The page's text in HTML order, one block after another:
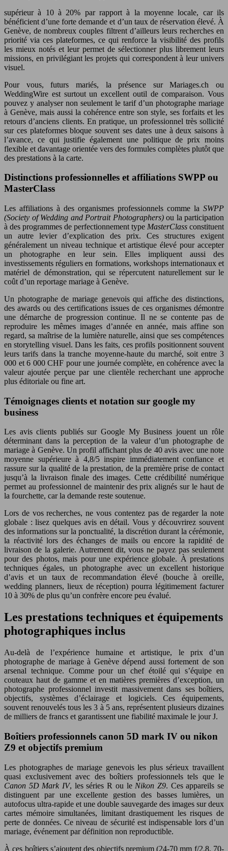
supérieur à 10 à 20% par rapport à la moyenne locale, car ils
bénéficient d’une forte demande et d’un taux de réservation élevé. À
Genève, de nombreux couples filtrent d’ailleurs leurs recherches en
priorité via ces plateformes, ce qui renforce la visibilité des profils
les mieux notés et leur permet de sélectionner plus librement leurs
missions, en privilégiant les projets qui correspondent à leur univers
visuel.
Pour vous, futurs mariés, la présence sur Mariages.ch ou
WeddingWire est surtout un excellent outil de comparaison. Vous
pouvez y analyser non seulement le tarif d’un photographe mariage
à Genève, mais aussi la cohérence entre son style, ses forfaits et les
retours d’anciens clients. En pratique, un professionnel très sollicité
sur ces plateformes bloque souvent ses dates une à deux saisons à
l’avance, ce qui justifie également une politique de prix moins
flexible et davantage orientée vers des formules complètes plutôt que
des prestations à la carte.
Distinctions professionnelles et affiliations SWPP ou
MasterClass
Les affiliations à des organismes professionnels comme la SWPP
(Society of Wedding and Portrait Photographers)ou la participation
à des programmes de perfectionnement type MasterClass constituent
un autre levier d’explication des prix. Ces structures exigent
généralement un niveau technique et artistique élevé pour accepter
un photographe en leur sein. Elles impliquent aussi des
investissements réguliers en formations, workshops internationaux et
matériel de démonstration, qui se répercutent naturellement sur le
coût d’un reportage mariage à Genève.
Un photographe de mariage genevois qui affiche des distinctions,
des awards ou des certifications issues de ces organismes démontre
une démarche de progression continue. Il ne se contente pas de
reproduire les mêmes images d’année en année, mais affine son
regard, sa maîtrise de la lumière naturelle, ainsi que ses compétences
en storytelling visuel. Dans les faits, ces profils positionnent souvent
leurs tarifs dans la tranche moyenne-haute du marché, soit entre 3
000 et 6 000 CHF pour une journée complète, en cohérence avec la
valeur ajoutée perçue par une clientèle recherchant une approche
plus éditoriale ou fine art.
Témoignages clients et notation sur google my
business
Les avis clients publiés sur Google My Business jouent un rôle
déterminant dans la perception de la valeur d’un photographe de
mariage à Genève. Un profil affichant plus de 40 avis avec une note
moyenne supérieure à 4,8/5 inspire immédiatement confiance et
rassure sur la qualité de la prestation, de la première prise de contact
jusqu’à la livraison finale des images. Cette crédibilité numérique
permet au professionnel de maintenir des prix alignés sur le haut de
la fourchette, car la demande reste soutenue.
Lors de vos recherches, ne vous contentez pas de regarder la note
globale : lisez quelques avis en détail. Vous y découvrirez souvent
des informations sur la ponctualité, la discrétion durant la cérémonie,
la réactivité lors des échanges de mails ou encore la rapidité de
livraison de la galerie. Autrement dit, vous ne payez pas seulement
pour des photos, mais pour une expérience globale. À prestations
techniques égales, un photographe avec un excellent historique
d’avis et un taux de recommandation élevé (bouche à oreille,
wedding planners, lieux de réception) pourra légitimement facturer
10 à 30% de plus qu’un confrère encore peu évalué.
Les prestations techniques et équipements
photographiques inclus
Au-delà de l’expérience humaine et artistique, le prix d’un
photographe de mariage à Genève dépend aussi fortement de son
arsenal technique. Comme pour un chef étoilé qui s’équipe en
couteaux haut de gamme et en matières premières d’exception, un
photographe professionnel investit massivement dans ses boîtiers,
objectifs, systèmes d’éclairage et logiciels. Ces équipements,
souvent renouvelés tous les 3 à 5 ans, représentent plusieurs dizaines
de milliers de francs et garantissent une fiabilité maximale le jour J.
Boîtiers professionnels canon 5D mark IV ou nikon
Z9 et objectifs premium
Les photographes de mariage genevois les plus sérieux travaillent
quasi exclusivement avec des boîtiers professionnels tels que le
Canon 5D Mark IV, les séries R ou le Nikon Z9. Ces appareils se
distinguent par une excellente gestion des basses lumières, un
autofocus ultra-rapide et une double sauvegarde des images sur deux
cartes mémoire simultanées, limitant drastiquement les risques de
perte de données. Ce niveau de sécurité est indispensable lors d’un
mariage, événement par définition non reproductible.
À ces boîtiers s’ajoutent des objectifs premium (24-70 mm f/2.8, 70-